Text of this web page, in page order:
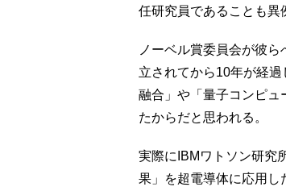
任研究員であることも異
ノーベル賞委員会が彼
立されてから10年が経
融合」や「量子コンピュ
たからだと思われる。
実際にIBMワトソン研究
果」を超電導体に応用し